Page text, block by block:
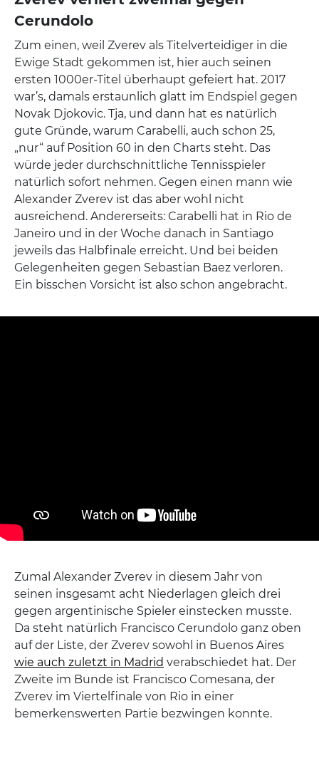
Cerundolo
Zum einen, weil Zverev als Titelverteidiger in die
Ewige Stadt gekommen ist, hier auch seinen
ersten 1000er-Titel überhaupt gefeiert hat. 2017
war’s, damals erstaunlich glatt im Endspiel gegen
Novak Djokovic. Tja, und dann hat es natürlich
gute Gründe, warum Carabelli, auch schon 25,
„nur“ auf Position 60 in den Charts steht. Das
würde jeder durchschnittliche Tennisspieler
natürlich sofort nehmen. Gegen einen mann wie
Alexander Zverev ist das aber wohl nicht
ausreichend. Andererseits: Carabelli hat in Rio de
Janeiro und in der Woche danach in Santiago
jeweils das Halbfinale erreicht. Und bei beiden
Gelegenheiten gegen Sebastian Baez verloren.
Ein bisschen Vorsicht ist also schon angebracht.
Zumal Alexander Zverev in diesem Jahr von
seinen insgesamt acht Niederlagen gleich drei
gegen argentinische Spieler einstecken musste.
Da steht natürlich Francisco Cerundolo ganz oben
auf der Liste, der Zverev sowohl in Buenos Aires
wie auch zuletzt in Madrid verabschiedet hat. Der
Zweite im Bunde ist Francisco Comesana, der
Zverev im Viertelfinale von Rio in einer
bemerkenswerten Partie bezwingen konnte.